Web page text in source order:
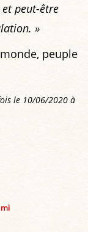
et peut-être
»
peuple
le 10/06/2020 à